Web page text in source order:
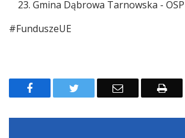
Gmina Dąbrowa Tarnowska -
#FunduszeUE
F
T
E
D